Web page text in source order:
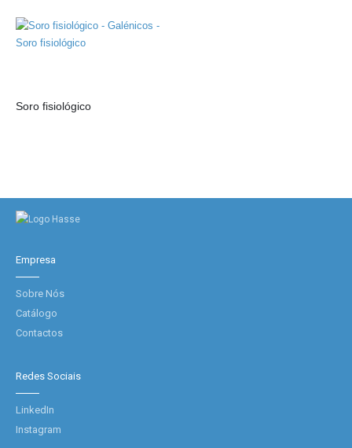
Soro fisiológico
Empresa
Sobre Nós
Catálogo
Contactos
Redes Sociais
LinkedIn
Instagram